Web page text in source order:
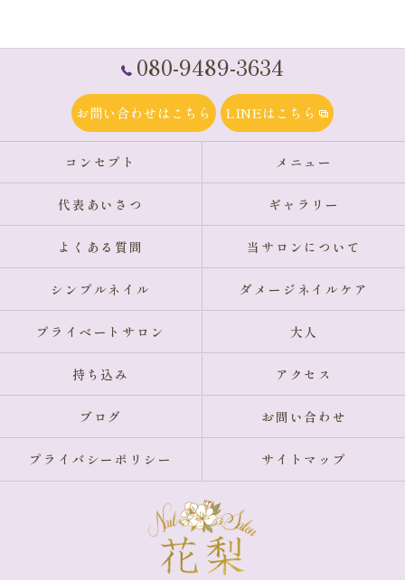
080-9489-3634
お問い合わせはこちら LINEはこちら
コンセプト メニュー
代表あいさつ ギャラリー
よくある質問 当サロンについて
シンプルネイル ダメージネイルケア
プライベートサロン 大人
持ち込み アクセス
ブログ お問い合わせ
プライバシーポリシー サイトマップ